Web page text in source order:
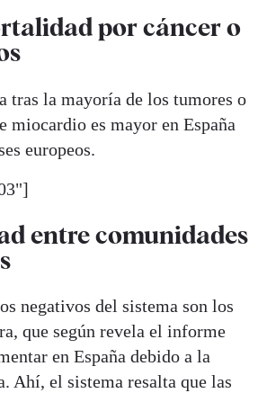
por cáncer o
tras la mayoría de los tumores o
miocardio es mayor en España
europeos.
entre comunidades
negativos del sistema son los
que según revela el informe
en España debido a la
Ahí, el sistema resalta que las